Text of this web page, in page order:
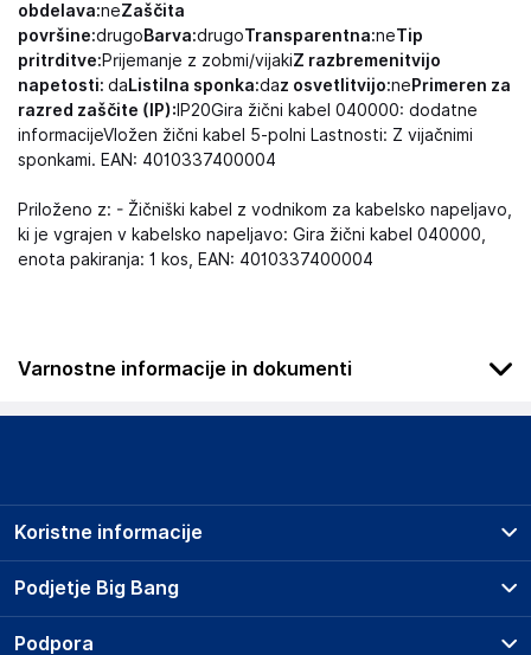
obdelava:neZaščita
površine:drugoBarva:drugoTransparentna:neTip
pritrditve:Prijemanje z zobmi/vijakiZ razbremenitvijo
napetosti: daListilna sponka:daz osvetlitvijo:nePrimeren za
razred zaščite (IP): IP20Gira žični kabel 040000: dodatne
informacijeVložen žični kabel 5-polni Lastnosti: Z vijačnimi
sponkami. EAN: 4010337400004
Priloženo z: - Žičniški kabel z vodnikom za kabelsko napeljavo,
ki je vgrajen v kabelsko napeljavo: Gira žični kabel 040000,
enota pakiranja: 1 kos, EAN: 4010337400004
Varnostne informacije in dokumenti
Podatki o proizvajalcu
Gira Giersiepen GmbH & Co. KG
Germany
Podjetje Big Bang
O podjetju
Koristne informacije
Prodajna mesta
Storitve
Podpora